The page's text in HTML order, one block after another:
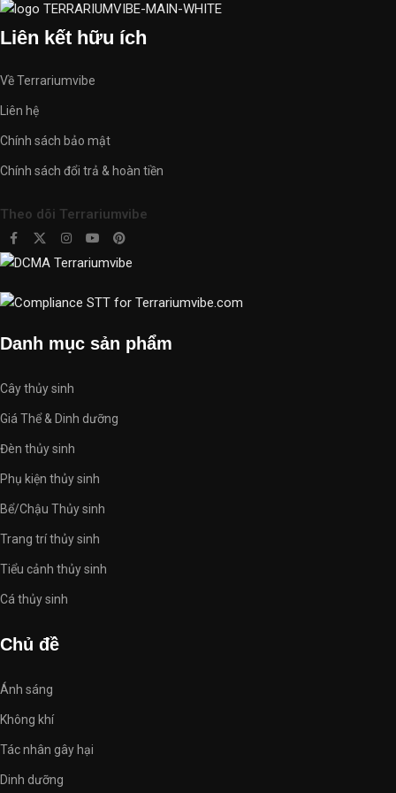
trình khám phá và chia sẻ niềm đam mê với thiên nhiên thông qua
terrariumvibe-com-668605.hostingersite.com.
Liên kết hữu ích
Về Terrariumvibe
Liên hệ
Chính sách bảo mật
Chính sách đổi trả & hoàn tiền
Theo dõi Terrariumvibe
Danh mục sản phẩm
Cây thủy sinh
Giá Thể & Dinh dưỡng
Đèn thủy sinh
Phụ kiện thủy sinh
Bể/Chậu Thủy sinh
Trang trí thủy sinh
Tiểu cảnh thủy sinh
Cá thủy sinh
Chủ đề
Ánh sáng
Không khí
Tác nhân gây hại
Dinh dưỡng